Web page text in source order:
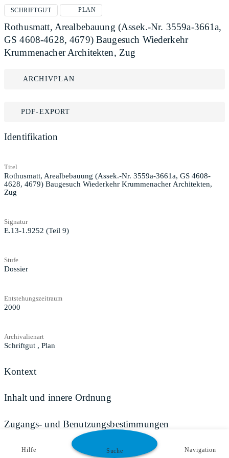
SCHRIFTGUT PLAN
Rothusmatt, Arealbebauung (Assek.-Nr. 3559a-3661a,
GS 4608-4628, 4679) Baugesuch Wiederkehr
Krummenacher Architekten, Zug
ARCHIVPLAN
PDF-EXPORT
Identifikation
Titel
Rothusmatt, Arealbebauung (Assek.-Nr. 3559a-3661a, GS 4608-
4628, 4679) Baugesuch Wiederkehr Krummenacher Architekten,
Zug
Signatur
E.13-1.9252 (Teil 9)
Stufe
Dossier
Entstehungszeitraum
2000
Archivalienart
Schriftgut , Plan
Kontext
Inhalt und innere Ordnung
Zugangs- und Benutzungsbestimmungen
Hilfe Suche Navigation